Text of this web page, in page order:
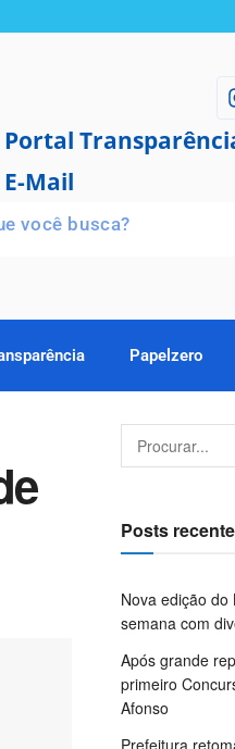
Portal
E-Mail
Papelzero
Posts
Nova edição
semana com
Após grande
primeiro
Afonso
Prefeitura